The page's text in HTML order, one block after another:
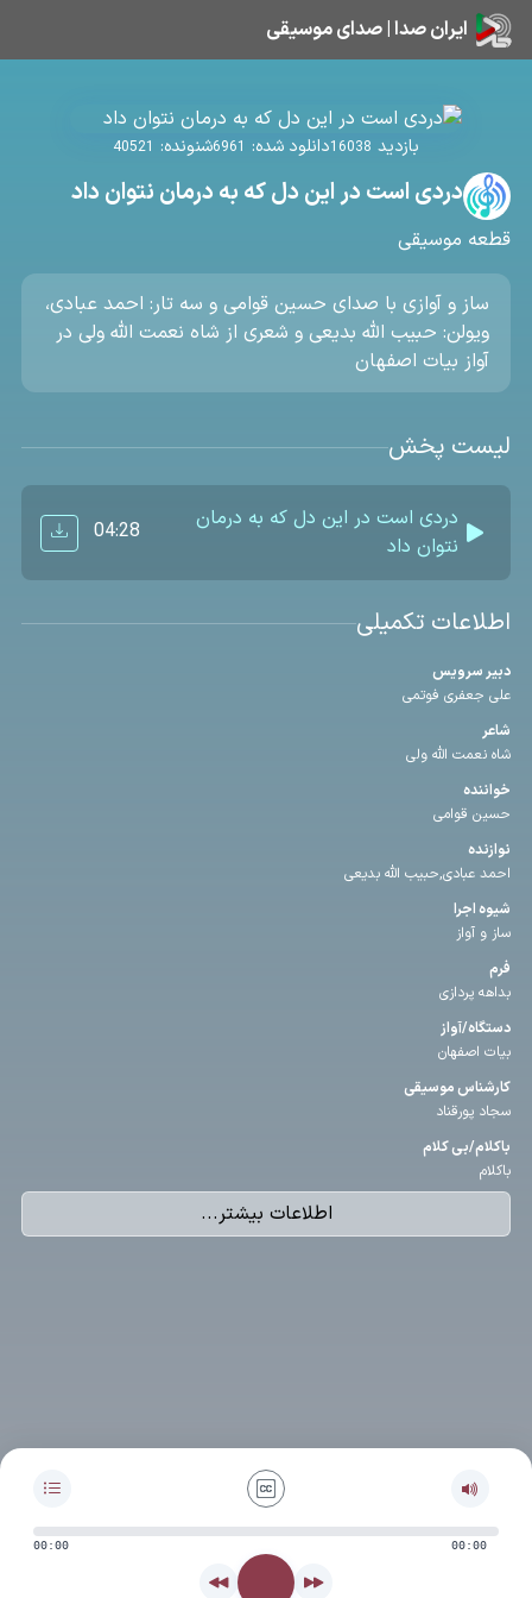
ایران صدا | صدای موسیقی
بازدید 16038دانلود شده: 6961شنونده: 40521
دردی است در این دل که به درمان نتوان داد
قطعه موسیقی
ساز و آوازی با صدای حسین قوامی و سه تار: احمد عبادی،
ویولن: حبیب الله بدیعی و شعری از شاه نعمت الله ولی در
آواز بیات اصفهان
لیست پخش
دردی است در این دل که به درمان
نتوان داد
04:28
اطلاعات تکمیلی
دبیر سرویس
علی جعفری فوتمی
شاعر
شاه نعمت الله ولی
خواننده
حسین قوامی
نوازنده
احمد عبادی,حبیب الله بدیعی
شیوه اجرا
ساز و آواز
فرم
بداهه پردازی
دستگاه/آواز
بیات اصفهان
كارشناس موسیقی
سجاد پورقناد
باكلام/بی كلام
باکلام
اطلاعات بیشتر...
00:00 00:00